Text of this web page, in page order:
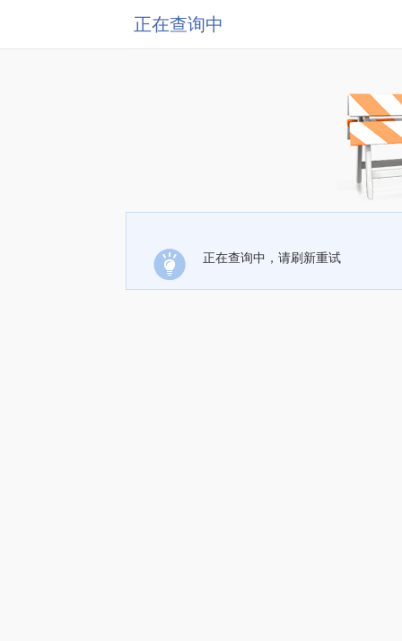
正在查询中
正在查询中，请刷新重试